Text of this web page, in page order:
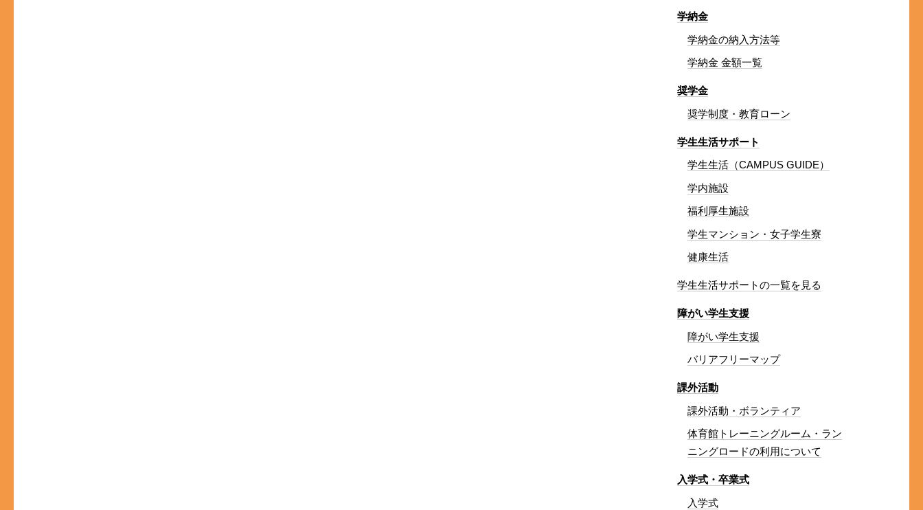
学納金
学納金の納入方法等
学納金 金額一覧
奨学金
奨学制度・教育ローン
学生生活サポート
学生生活（CAMPUS GUIDE）
学内施設
福利厚生施設
学生マンション・女子学生寮
健康生活
学生生活サポートの一覧を見る
障がい学生支援
障がい学生支援
バリアフリーマップ
課外活動
課外活動・ボランティア
体育館トレーニングルーム・ラン
ニングロードの利用について
入学式・卒業式
入学式